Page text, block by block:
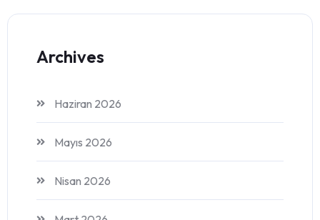
Archives
Haziran 2026
Mayıs 2026
Nisan 2026